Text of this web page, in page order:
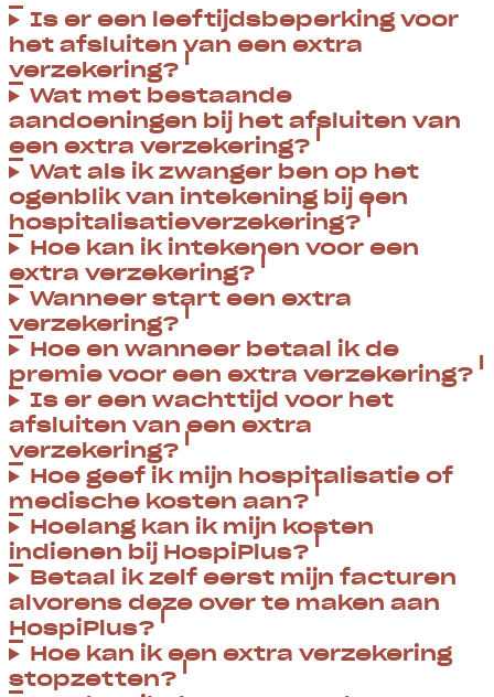
Is er een leeftijdsbeperking voor
het afsluiten van een extra
verzekering?
Wat met bestaande
aandoeningen bij het afsluiten van
een extra verzekering?
Wat als ik zwanger ben op het
ogenblik van intekening bij een
hospitalisatieverzekering?
Hoe kan ik intekenen voor een
extra verzekering?
Wanneer start een extra
verzekering?
Hoe en wanneer betaal ik de
premie voor een extra verzekering?
Is er een wachttijd voor het
afsluiten van een extra
verzekering?
Hoe geef ik mijn hospitalisatie of
medische kosten aan?
Hoelang kan ik mijn kosten
indienen bij HospiPlus?
Betaal ik zelf eerst mijn facturen
alvorens deze over te maken aan
HospiPlus?
Hoe kan ik een extra verzekering
stopzetten?